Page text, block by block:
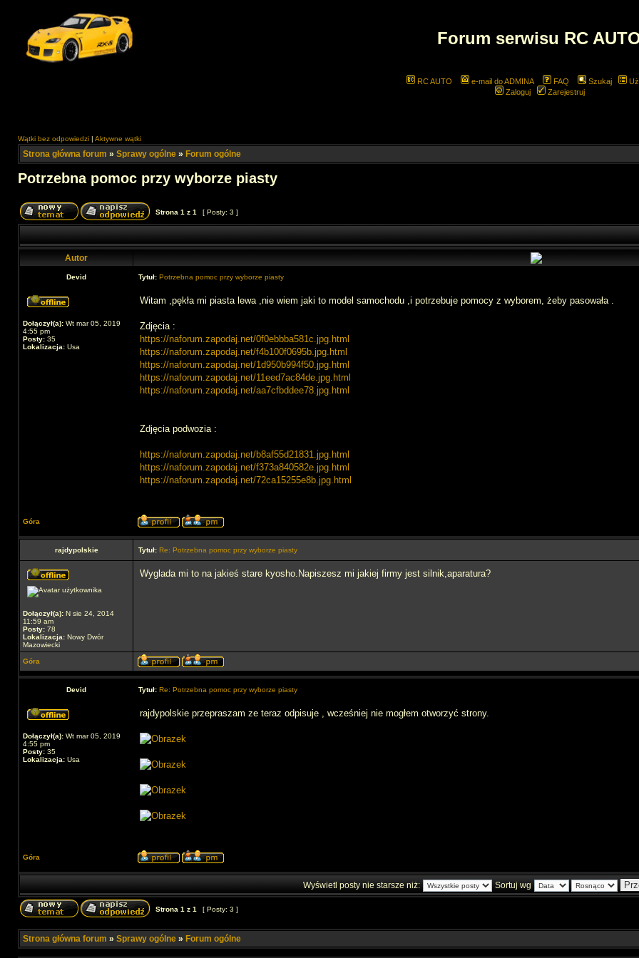
Forum serwisu RC
RC AUTO e-mail do ADMINA FAQ Szukaj
Zaloguj
Zarejestruj
Wątki bez odpowiedzi | Aktywne wątki
Strona główna forum » Sprawy ogólne » Forum ogólne
Potrzebna pomoc przy wyborze piasty
Strona 1 z 1 [ Posty: 3 ]
Autor
Devid Tytuł: Potrzebna pomoc przy wyborze piasty
Dołączył(a): Wt mar 05, 2019
4:55 pm
Posty: 35
Lokalizacja: Usa
Witam ,pękła mi piasta lewa ,nie wiem jaki to model samochodu ,i potrzebuje pomocy z wyborem, żeby pasowała .
Zdjęcia :
https://naforum.zapodaj.net/0f0ebbba581c.jpg.html
https://naforum.zapodaj.net/f4b100f0695b.jpg.html
https://naforum.zapodaj.net/1d950b994f50.jpg.html
https://naforum.zapodaj.net/11eed7ac84de.jpg.html
https://naforum.zapodaj.net/aa7cfbddee78.jpg.html
Zdjęcia podwozia :
https://naforum.zapodaj.net/b8af55d21831.jpg.html
https://naforum.zapodaj.net/f373a840582e.jpg.html
https://naforum.zapodaj.net/72ca15255e8b.jpg.html
Góra
rajdypolskie Tytuł: Re: Potrzebna pomoc przy wyborze piasty
Dołączył(a): N sie 24, 2014
11:59 am
Posty: 78
Lokalizacja: Nowy Dwór
Mazowiecki
Wyglada mi to na jakieś stare kyosho.Napiszesz mi jakiej firmy jest silnik,aparatura?
Góra
Devid Tytuł: Re: Potrzebna pomoc przy wyborze piasty
Dołączył(a): Wt mar 05, 2019
4:55 pm
Posty: 35
Lokalizacja: Usa
rajdypolskie przepraszam ze teraz odpisuje , wcześniej nie mogłem otworzyć strony.
Góra
Wyświetl posty nie starsze niż: Sortuj wg
Strona 1 z 1 [ Posty: 3 ]
Strona główna forum » Sprawy ogólne » Forum ogólne